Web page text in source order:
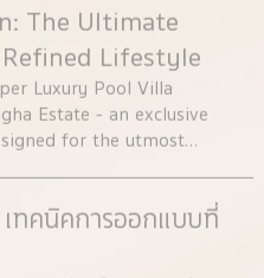
a doctor
decisions side
life together to
a home designed to
to come.
The Ultimate
Lifestyle
Luxury Pool Villa
Estate - an exclusive
for the utmost
ทคนิคการออกแบบที่